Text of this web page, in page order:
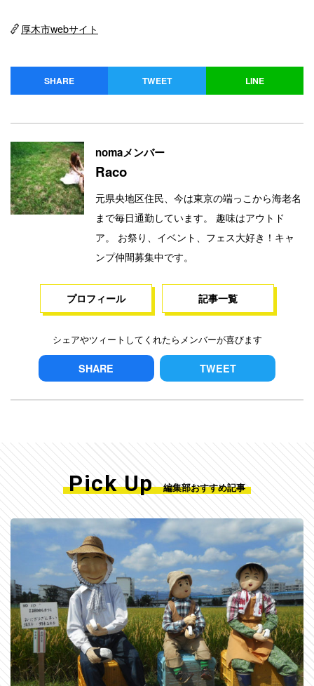
厚木市webサイト
SHARE TWEET LINE
nomaメンバー
Raco
元県央地区住民、今は東京の端っこから海老名
まで毎日通勤しています。 趣味はアウトド
ア。 お祭り、イベント、フェス大好き！キャ
ンプ仲間募集中です。
プロフィール 記事一覧
シェアやツィートしてくれたらメンバーが喜びます
SHARE TWEET
Pick Up 編集部おすすめ記事